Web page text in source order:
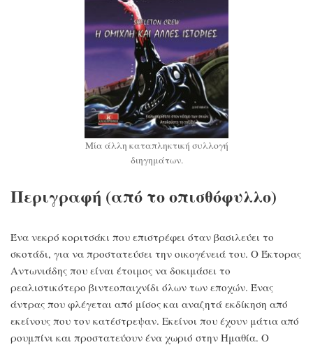
Μία άλλη καταπληκτική συλλογή
διηγημάτων.
Περιγραφή (από το οπισθόφυλλο)
Ένα νεκρό κοριτσάκι που επιστρέφει όταν βασιλεύει το
σκοτάδι, για να προστατεύσει την οικογένειά του. Ο Έκτορας
Αντωνιάδης που είναι έτοιμος να δοκιμάσει το
ρεαλιστικότερο βιντεοπαιχνίδι όλων των εποχών. Ένας
άντρας που φλέγεται από μίσος και αναζητά εκδίκηση από
εκείνους που τον κατέστρεψαν. Εκείνοι που έχουν μάτια από
ρουμπίνι και προστατεύουν ένα χωριό στην Ημαθία. Ο